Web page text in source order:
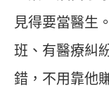
見得要當醫生
班、有醫療糾
錯，不用靠他